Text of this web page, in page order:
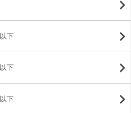
下
下
下